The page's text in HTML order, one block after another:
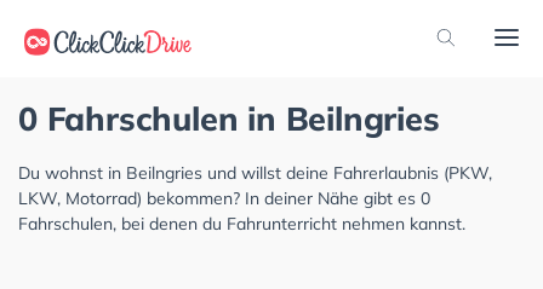
0 Fahrschulen in Beilngries
Du wohnst in Beilngries und willst deine Fahrerlaubnis (PKW,
LKW, Motorrad) bekommen? In deiner Nähe gibt es 0
Fahrschulen, bei denen du Fahrunterricht nehmen kannst.